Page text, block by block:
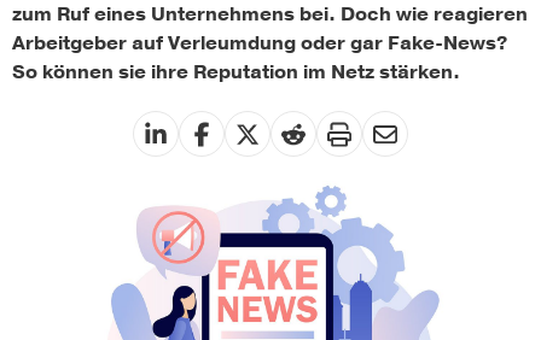
zum Ruf eines Unternehmens bei. Doch wie reagieren
Arbeitgeber auf Verleumdung oder gar Fake-News?
So können sie ihre Reputation im Netz stärken.